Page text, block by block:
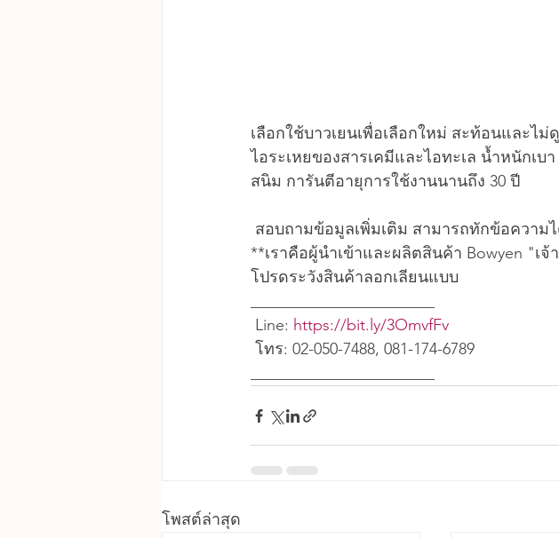
เลือกใช้บาวเยนเพื่อเลือกใหม่ สะท้อนและ
ไอระเหยของสารเคมีและไอทะเล น้ำหนักเ
สนิม การันตีอายุการใช้งานนานถึง 30 ปี
สอบถามข้อมูลเพิ่มเติม สามารถทักข้อความไ
**เราคือผู้นำเข้าและผลิตสินค้า Bowyen "เจ้
โปรดระวังสินค้าลอกเลียนแบบ
Line: https://bit.ly/3OmvfFv
โทร: 02-050-7488, 081-174-6789
โพสต์ล่าสุด